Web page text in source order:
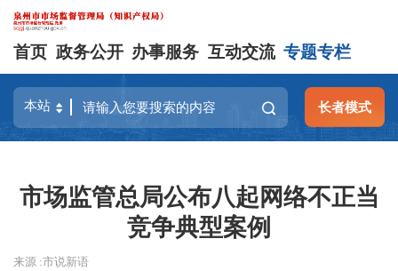
首页 政务公开 办事服务 互动交流 专题专栏
长者模式
市场监管总局公布八起网络不正当
竞争典型案例
来源 :市说新语